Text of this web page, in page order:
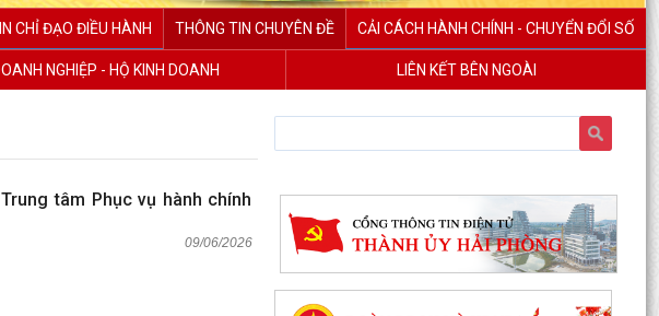
CHỈ ĐẠO ĐIỀU HÀNH THÔNG TIN CHUYÊN ĐỀ CẢI CÁCH HÀNH CHÍNH - CHUYỂN ĐỔI SỐ
NGHIỆP - HỘ KINH DOANH LIÊN KẾT BÊN NGOÀI
tâm Phục vụ hành chính
09/06/2026